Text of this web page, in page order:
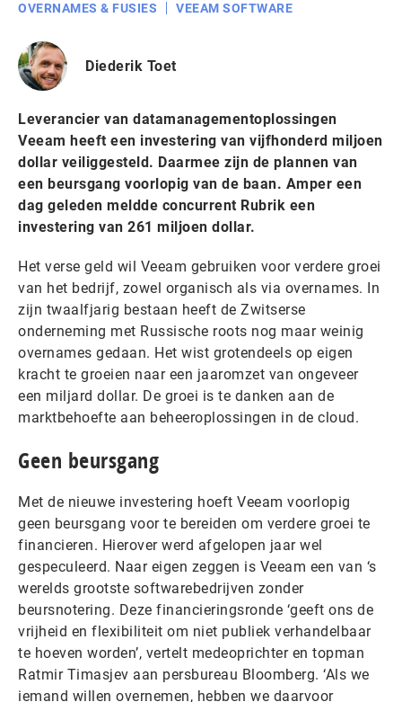
OVERNAMES & FUSIES
VEEAM SOFTWARE
Diederik Toet
Leverancier van datamanagementoplossingen
Veeam heeft een investering van vijfhonderd miljoen
dollar veiliggesteld. Daarmee zijn de plannen van
een beursgang voorlopig van de baan. Amper een
dag geleden meldde concurrent Rubrik een
investering van 261 miljoen dollar.
Het verse geld wil Veeam gebruiken voor verdere groei
van het bedrijf, zowel organisch als via overnames. In
zijn twaalfjarig bestaan heeft de Zwitserse
onderneming met Russische roots nog maar weinig
overnames gedaan. Het wist grotendeels op eigen
kracht te groeien naar een jaaromzet van ongeveer
een miljard dollar. De groei is te danken aan de
marktbehoefte aan beheeroplossingen in de cloud.
Geen beursgang
Met de nieuwe investering hoeft Veeam voorlopig
geen beursgang voor te bereiden om verdere groei te
financieren. Hierover werd afgelopen jaar wel
gespeculeerd. Naar eigen zeggen is Veeam een van ‘s
werelds grootste softwarebedrijven zonder
beursnotering. Deze financieringsronde ‘geeft ons de
vrijheid en flexibiliteit om niet publiek verhandelbaar
te hoeven worden’, vertelt medeoprichter en topman
Ratmir Timasjev aan persbureau Bloomberg. ‘Als we
iemand willen overnemen, hebben we daarvoor